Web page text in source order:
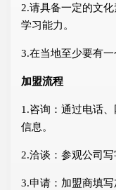
2.请具备一定的文
学习能力。
3.在当地至少要有一
加盟流程
1.咨询：通过电话
信息。
2.洽谈：参观公司写
3.申请：加盟商填写